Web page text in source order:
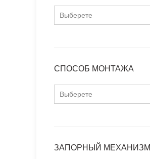
фиксированный
Выберете
для душа
СПОСОБ МОНТАЖА
Выберете
ЗАПОРНЫЙ МЕХАНИЗМ